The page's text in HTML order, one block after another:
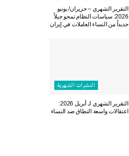
التقرير الشهري – حزيران/ يونيو
2026: سياسات النظام تمحو جيلاً
جديداً من النساء العاملات في إيران
النشرات الشهریة
التقرير الشهري لـ أبريل 2026:
اعتقالات واسعة النطاق ضد النساء